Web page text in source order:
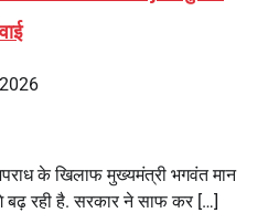
के खिलाफ मुख्यमंत्री भगवंत मान
रही है. सरकार ने साफ कर […]